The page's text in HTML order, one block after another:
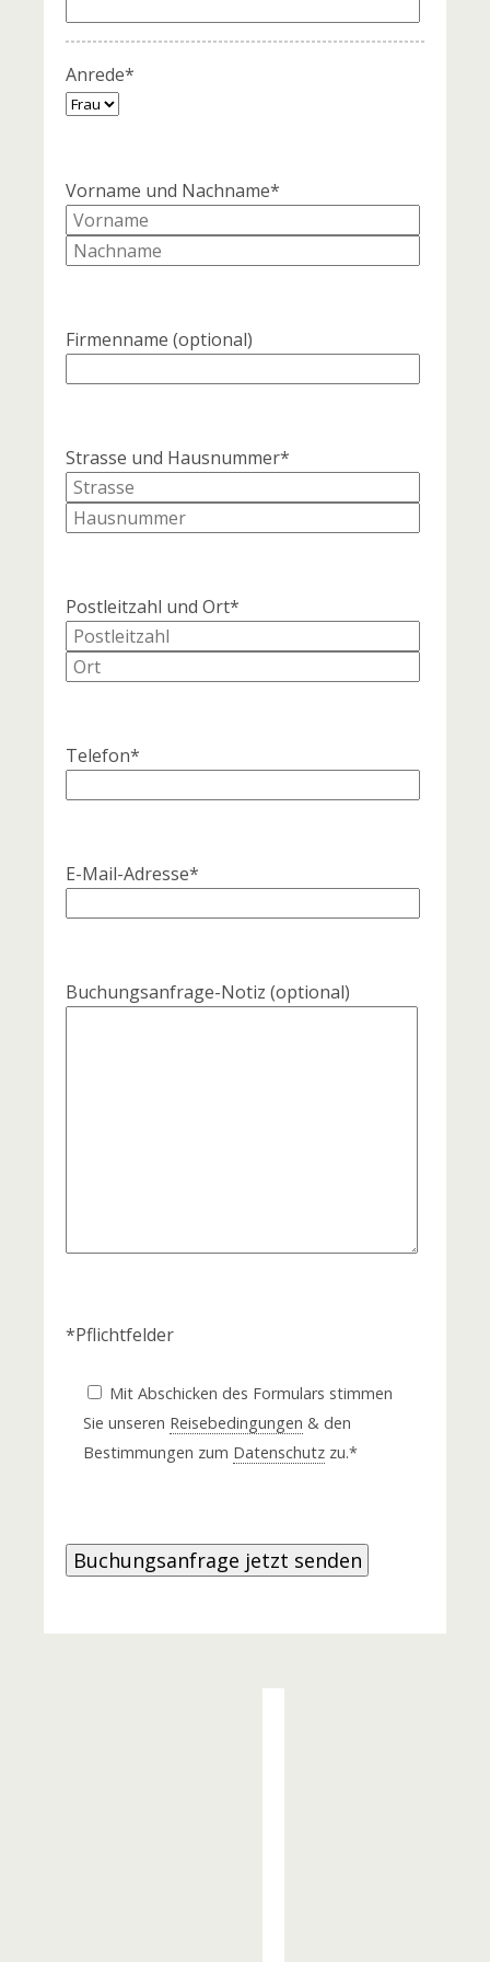
Anrede*
Vorname und Nachname*
Firmenname (optional)
Strasse und Hausnummer*
Postleitzahl und Ort*
Telefon*
E-Mail-Adresse*
Buchungsanfrage-Notiz (optional)
*Pflichtfelder
Mit Abschicken des Formulars stimmen
Sie unseren Reisebedingungen & den
Bestimmungen zum Datenschutz zu.*